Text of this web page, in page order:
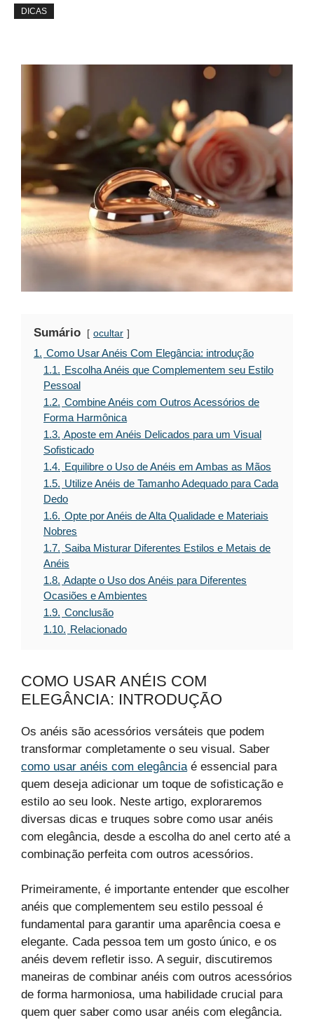
DICAS
Sumário ocultar
1. Como Usar Anéis Com Elegância: introdução
1.1. Escolha Anéis que Complementem seu Estilo
Pessoal
1.2. Combine Anéis com Outros Acessórios de
Forma Harmônica
1.3. Aposte em Anéis Delicados para um Visual
Sofisticado
1.4. Equilibre o Uso de Anéis em Ambas as Mãos
1.5. Utilize Anéis de Tamanho Adequado para Cada
Dedo
1.6. Opte por Anéis de Alta Qualidade e Materiais
Nobres
1.7. Saiba Misturar Diferentes Estilos e Metais de
Anéis
1.8. Adapte o Uso dos Anéis para Diferentes
Ocasiões e Ambientes
1.9. Conclusão
1.10. Relacionado
COMO USAR ANÉIS COM
ELEGÂNCIA: INTRODUÇÃO
Os anéis são acessórios versáteis que podem
transformar completamente o seu visual. Saber
como usar anéis com elegância é essencial para
quem deseja adicionar um toque de sofisticação e
estilo ao seu look. Neste artigo, exploraremos
diversas dicas e truques sobre como usar anéis
com elegância, desde a escolha do anel certo até a
combinação perfeita com outros acessórios.
Primeiramente, é importante entender que escolher
anéis que complementem seu estilo pessoal é
fundamental para garantir uma aparência coesa e
elegante. Cada pessoa tem um gosto único, e os
anéis devem refletir isso. A seguir, discutiremos
maneiras de combinar anéis com outros acessórios
de forma harmoniosa, uma habilidade crucial para
quem quer saber como usar anéis com elegância.